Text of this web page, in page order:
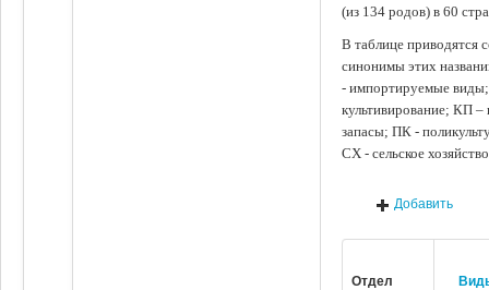
(из 134 родов) в 60
В таблице приводятся
синонимы этих
- импортируемые
культивирование; КП
запасы; ПК -
СХ - сельское
Добавить
Отдел